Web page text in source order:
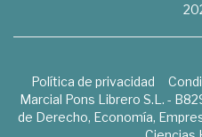
Política de privacidad
Marcial Pons Librero S.L. -
de Derecho, Economía,